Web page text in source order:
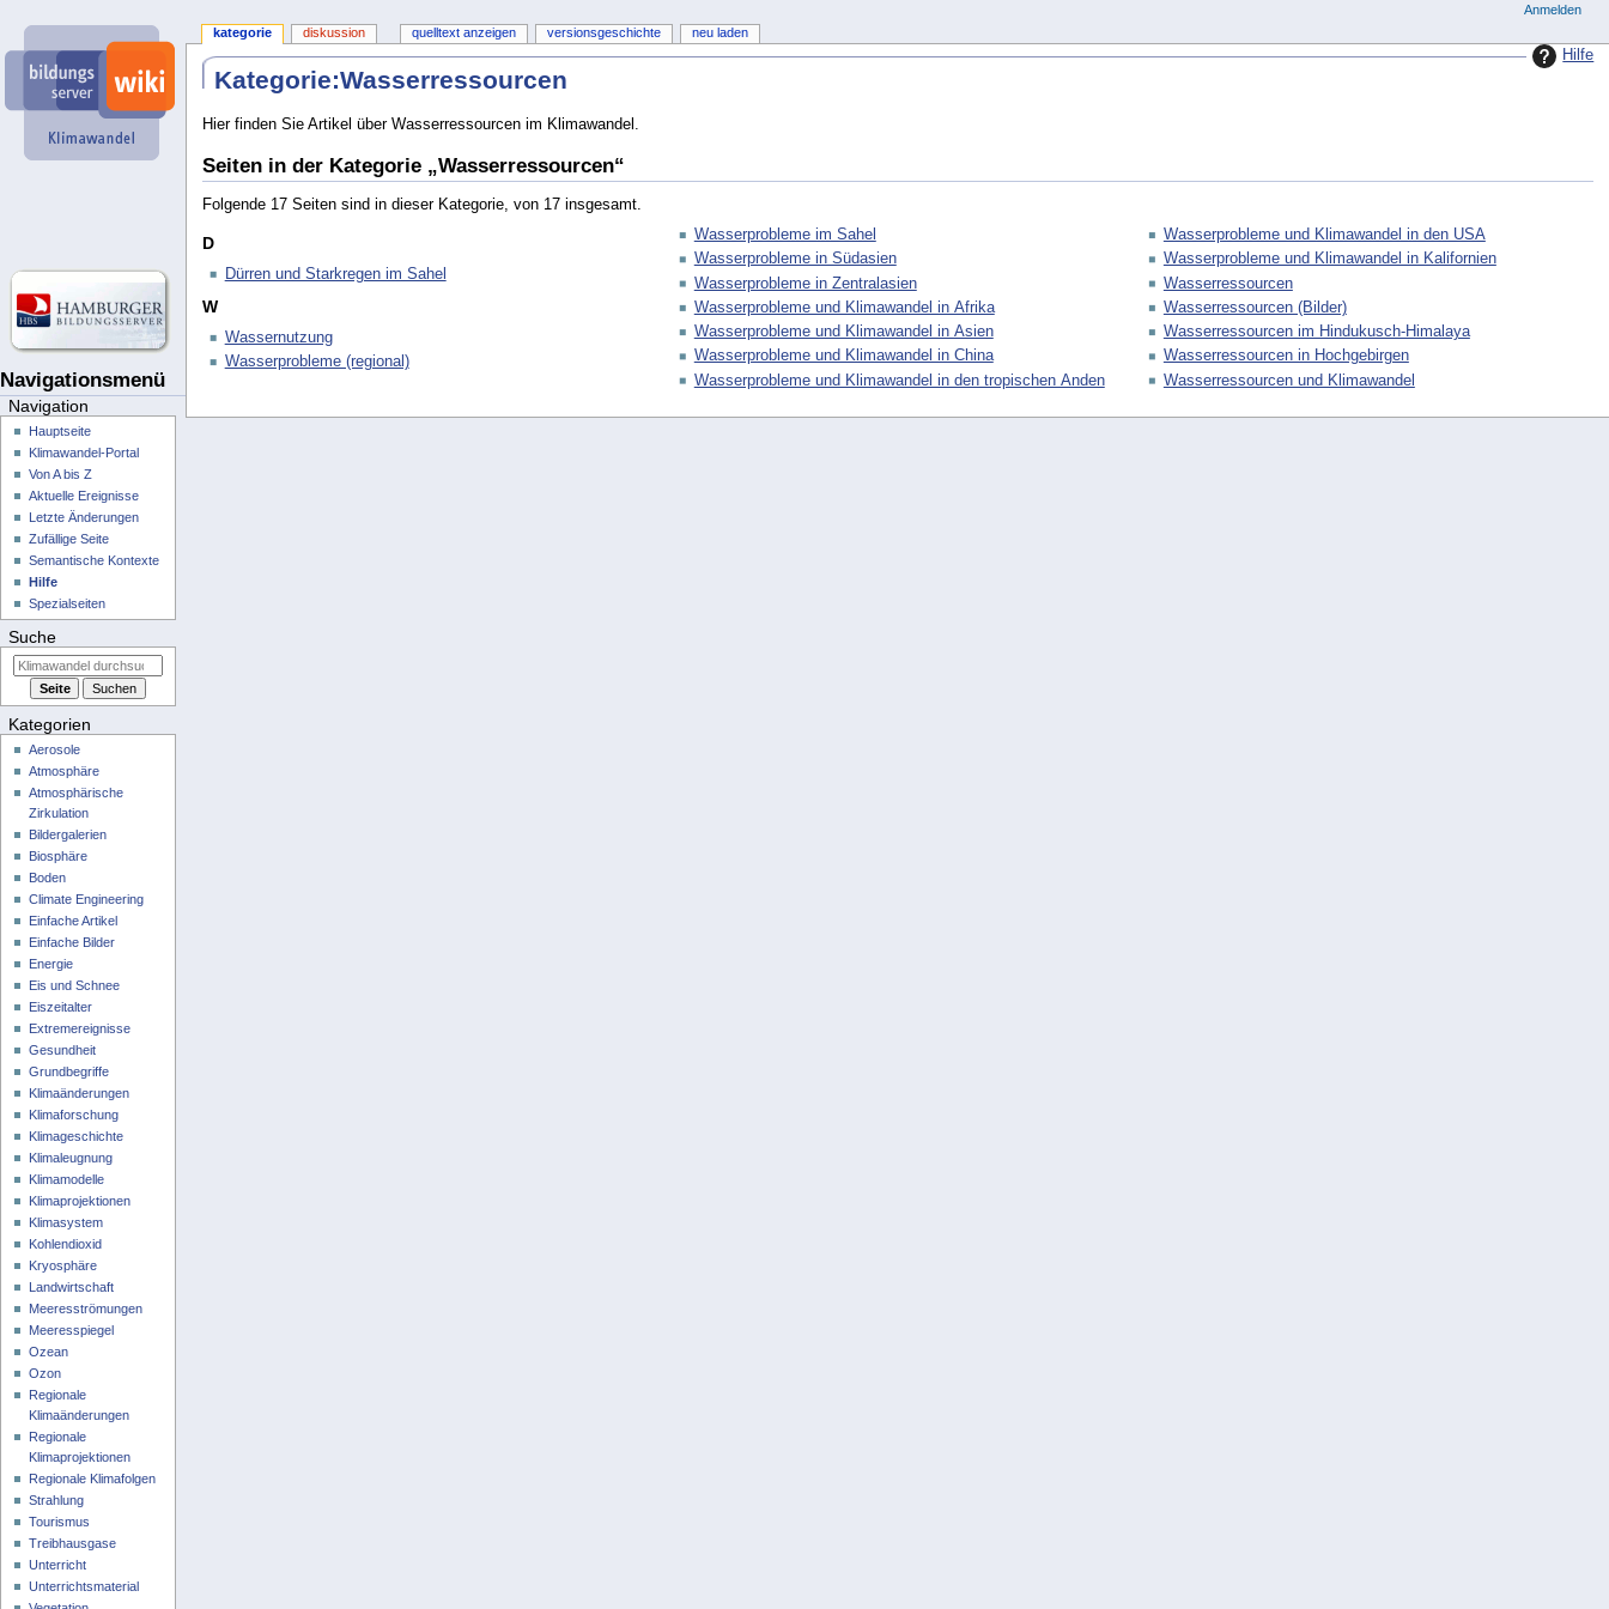
Hilfe
Kategorie:Wasserressourcen
Hier finden Sie Artikel über Wasserressourcen im Klimawandel.
Seiten in der Kategorie „Wasserressourcen“
Folgende 17 Seiten sind in dieser Kategorie, von 17 insgesamt.
D
Dürren und Starkregen im Sahel
W
Wassernutzung
Wasserprobleme (regional)
Wasserprobleme im Sahel
Wasserprobleme in Südasien
Wasserprobleme in Zentralasien
Wasserprobleme und Klimawandel in Afrika
Wasserprobleme und Klimawandel in Asien
Wasserprobleme und Klimawandel in China
Wasserprobleme und Klimawandel in den tropischen Anden
Wasserprobleme und Klimawandel in den USA
Wasserprobleme und Klimawandel in Kalifornien
Wasserressourcen
Wasserressourcen (Bilder)
Wasserressourcen im Hindukusch-Himalaya
Wasserressourcen in Hochgebirgen
Wasserressourcen und Klimawandel
Navigationsmenü
kategorie diskussion quelltext anzeigen versionsgeschichte neu laden
Anmelden
Navigation
Hauptseite
Klimawandel-Portal
Von A bis Z
Aktuelle Ereignisse
Letzte Änderungen
Zufällige Seite
Semantische Kontexte
Hilfe
Spezialseiten
Suche
Kategorien
Aerosole
Atmosphäre
Atmosphärische
Zirkulation
Bildergalerien
Biosphäre
Boden
Climate Engineering
Einfache Artikel
Einfache Bilder
Energie
Eis und Schnee
Eiszeitalter
Extremereignisse
Gesundheit
Grundbegriffe
Klimaänderungen
Klimaforschung
Klimageschichte
Klimaleugnung
Klimamodelle
Klimaprojektionen
Klimasystem
Kohlendioxid
Kryosphäre
Landwirtschaft
Meeresströmungen
Meeresspiegel
Ozean
Ozon
Regionale
Klimaänderungen
Regionale
Klimaprojektionen
Regionale Klimafolgen
Strahlung
Tourismus
Treibhausgase
Unterricht
Unterrichtsmaterial